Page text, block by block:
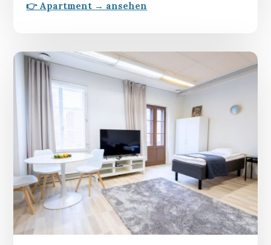
👉 Apartment → ansehen